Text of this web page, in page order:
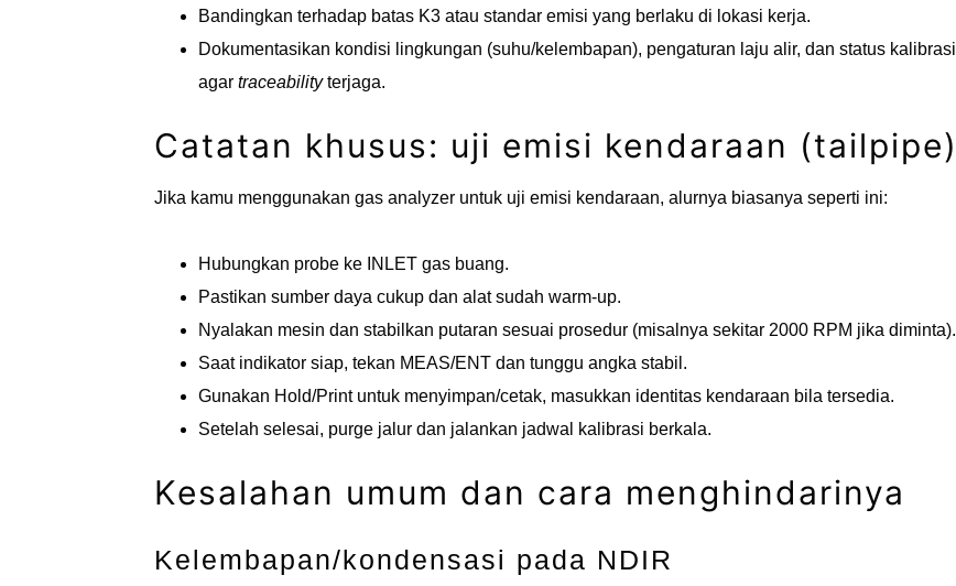
Bandingkan terhadap batas K3 atau standar emisi yang berlaku di lokasi kerja.
Dokumentasikan kondisi lingkungan (suhu/kelembapan), pengaturan laju alir, dan status kalibrasi
agar traceabilityterjaga.
Catatan khusus: uji emisi kendaraan (tailpipe)
Jika kamu menggunakan gas analyzer untuk uji emisi kendaraan, alurnya biasanya seperti ini:
Hubungkan probe ke INLET gas buang.
Pastikan sumber daya cukup dan alat sudah warm-up.
Nyalakan mesin dan stabilkan putaran sesuai prosedur (misalnya sekitar 2000 RPM jika diminta).
Saat indikator siap, tekan MEAS/ENT dan tunggu angka stabil.
Gunakan Hold/Print untuk menyimpan/cetak, masukkan identitas kendaraan bila tersedia.
Setelah selesai, purge jalur dan jalankan jadwal kalibrasi berkala.
Kesalahan umum dan cara menghindarinya
Kelembapan/kondensasi pada NDIR